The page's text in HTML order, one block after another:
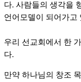
다. 사람들의 생각을
언어모델이 되어가고
우리 선교회에서 한
다.
만약 하나님의 창조